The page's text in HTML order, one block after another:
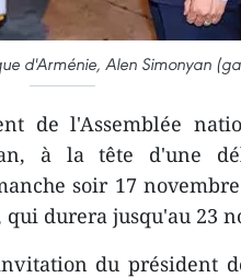
d'Arménie, Alen Simonyan
de l'Assemblée
à la tête d'une
soir 17
durera jusqu'au 23
du président